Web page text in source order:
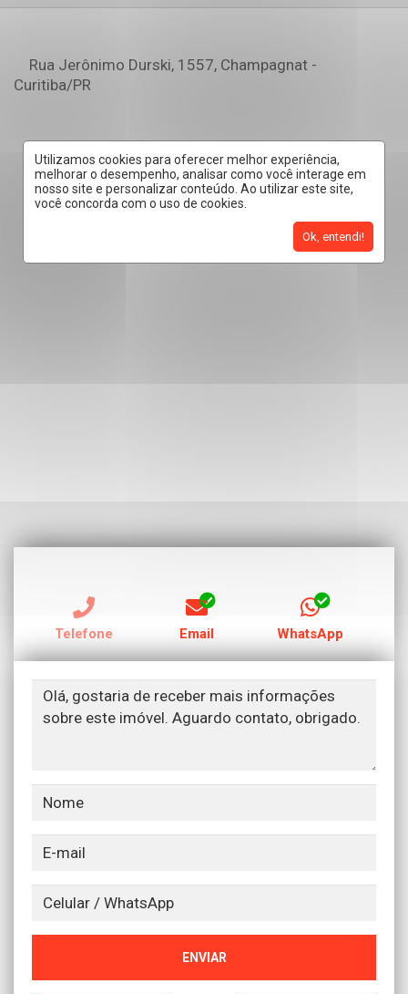
Utilizamos cookies para oferecer melhor experiência,
melhorar o desempenho, analisar como você interage em
nosso site e personalizar conteúdo. Ao utilizar este site,
você concorda com o uso de cookies.
Ok, entendi!
Rua Jerônimo Durski, 1557, Champagnat -
Curitiba/PR
Telefone Email WhatsApp
ENVIAR